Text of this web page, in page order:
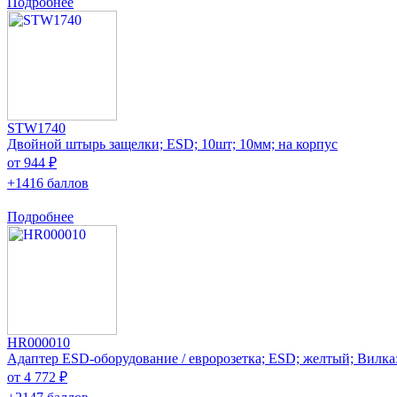
STW1740
Двойной штырь защелки; ESD; 10шт; 10мм; на корпус
от 944 ₽
+1416 баллов
Подробнее
HR000010
Адаптер ESD-оборудование / евророзетка; ESD; желтый;
от 4 772 ₽